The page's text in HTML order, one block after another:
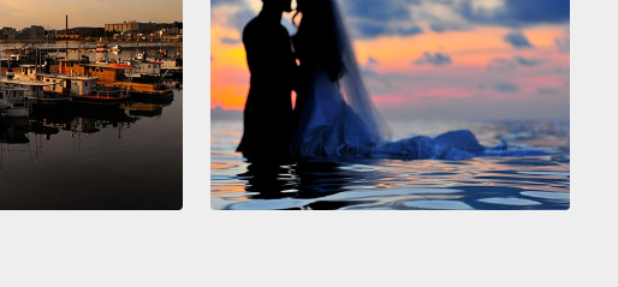
After O'Neal left Los Angeles, Bryant would become a
leading light and unrelenting scorer in the League...
O'Neal 離開洛杉磯之後，Bryant 成為湖人的當家球星，他強
大的得分能力在聯盟中大殺四方...
History tonight at Staples Center.